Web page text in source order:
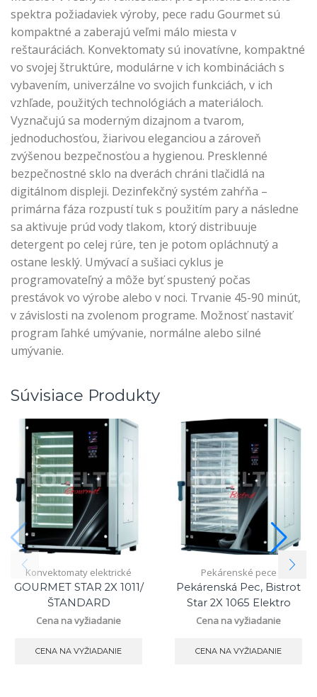
spektra požiadaviek výroby, pece radu Gourmet sú
kompaktné a zaberajú veľmi málo miesta v
reštauráciách. Konvektomaty sú inovatívne, kompaktné
vo svojej štruktúre, modulárne v ich kombináciách s
vybavením, univerzálne vo svojich funkciách, v ich
vzhľade, použitých technológiách a materiáloch.
Vyznačujú sa moderným dizajnom a tvarom,
jednoduchosťou, žiarivou eleganciou a zároveň
zvýšenou bezpečnosťou a hygienou. Presklenné
bezpečnostné sklo na dverách chráni tlačidlá na
digitálnom displeji. Dezinfekčný systém zahŕňa –
primárna fáza rozpustí tuk s použitím pary a následne
sa aktivuje prúd vody tlakom, ktorý distribuuje
detergent po celej rúre, ten je potom opláchnutý a
ostane lesklý. Umývací a sušiaci cyklus je
programovateľný a môže byť spustený počas
prestávok vo výrobe alebo v noci. Trvanie 45-90 minút,
v závislosti na zvolenom programe. Možnosť nastaviť
program ľahké umývanie, normálne alebo silné
umývanie.
Súvisiace Produkty
Konvektomaty elektrické
GOURMET STAR 2X 1011/
ŠTANDARD
Cena na vyžiadanie
CENA NA VYŽIADANIE
Pekárenské pece
Pekárenská Pec, Bistrot
Star 2X 1065 Elektro
Cena na vyžiadanie
CENA NA VYŽIADANIE